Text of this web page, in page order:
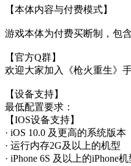
【本体内容与付费模式】
游戏本体为付费买断制，包
【官方Q群】
欢迎大家加入《枪火重生》
【设备支持】
最低配置要求：
【IOS设备支持】
· iOS 10.0 及更高的系统版本
· 运行内存2G及以上的机型
· iPhone 6S 及以上的iPhone机